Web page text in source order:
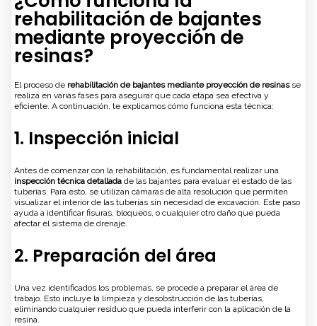
rehabilitación de bajantes
mediante proyección de
resinas?
El proceso de rehabilitación de bajantes mediante proyección de resinasse
realiza en varias fases para asegurar que cada etapa sea efectiva y
eficiente. A continuación, te explicamos cómo funciona esta técnica:
1. Inspección inicial
Antes de comenzar con la rehabilitación, es fundamental realizar una
inspección técnica detallada de las bajantes para evaluar el estado de las
tuberías. Para esto, se utilizan cámaras de alta resolución que permiten
visualizar el interior de las tuberías sin necesidad de excavación. Este paso
ayuda a identificar fisuras, bloqueos, o cualquier otro daño que pueda
afectar el sistema de drenaje.
2. Preparación del área
Una vez identificados los problemas, se procede a preparar el área de
trabajo. Esto incluye la limpieza y desobstrucción de las tuberías,
eliminando cualquier residuo que pueda interferir con la aplicación de la
resina.